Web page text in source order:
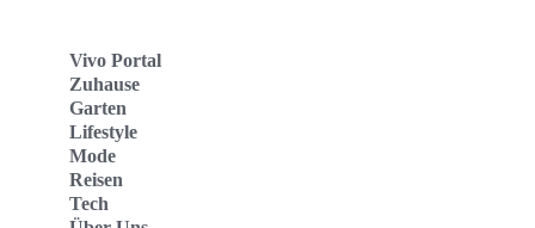
Vivo Portal
Zuhause
Garten
Lifestyle
Mode
Reisen
Tech